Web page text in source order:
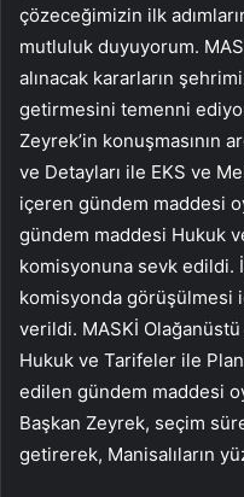
çözeceğimizin ilk
mutluluk duyuyorum.
alınacak kararların
getirmesini temenni
Zeyrek’in konuşmasının
ve Detayları ile EKS ve
içeren gündem maddesi
gündem maddesi Hukuk
komisyonuna sevk edildi.
komisyonda görüşülmesi
verildi. MASKİ
Hukuk ve Tarifeler ile
edilen gündem maddesi
Başkan Zeyrek, seçim
getirerek, Manisalıların